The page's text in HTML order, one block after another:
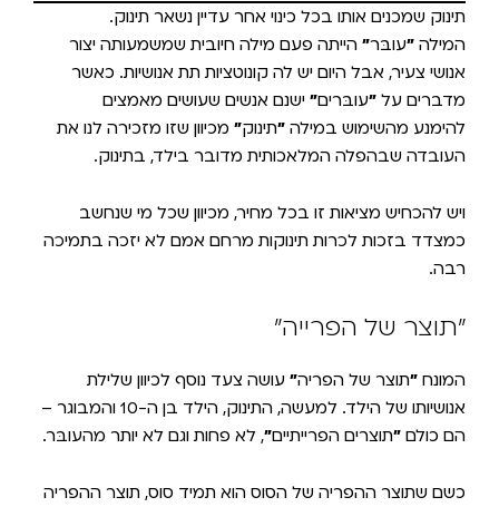
תינוק שמכנים אותו בכל כינוי אחר עדיין נשאר תינוק.
המילה ״עובּר״ הייתה פעם מילה חיובית שמשמעותה יצור
אנושי צעיר, אבל היום יש לה קונוטציות תת אנושיות. כאשר
מדברים על ״עובּרים״ ישנם אנשים שעושים מאמצים
להימנע מהשימוש במילה ״תינוק״ מכיוון שזו מזכירה לנו את
העובדה שבהפלה המלאכותית מדובר בילד, בתינוק.
ויש להכחיש מציאות זו בכל מחיר, מכיוון שכל מי שנחשב
כמצדד בזכות לכרות תינוקות מרחם אמם לא יזכה בתמיכה
רבה.
"תוצר של הפרייה"
המונח ״תוצר של הפריה״ עושה צעד נוסף לכיוון שלילת
אנושיותו של הילד. למעשה, התינוק, הילד בן ה-10 והמבוגר –
הם כולם ״תוצרים הפרייתיים״, לא פחות וגם לא יותר מהעובּר.
כשם שתוצר ההפריה של הסוס הוא תמיד סוס, תוצר ההפריה